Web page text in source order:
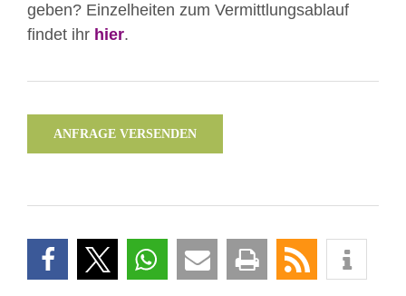
geben? Einzelheiten zum Vermittlungsablauf
findet ihr hier.
ANFRAGE VERSENDEN